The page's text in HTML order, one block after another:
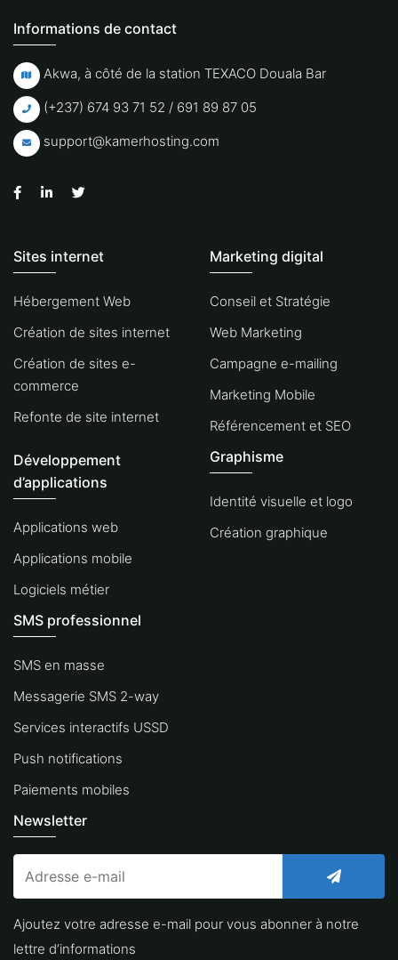
Informations de contact
Akwa, à côté de la station TEXACO Douala Bar
(+237) 674 93 71 52 / 691 89 87 05
support@kamerhosting.com
Sites internet
Hébergement Web
Création de sites internet
Création de sites e-
commerce
Refonte de site internet
Développement
d’applications
Applications web
Applications mobile
Logiciels métier
Marketing digital
Conseil et Stratégie
Web Marketing
Campagne e-mailing
Marketing Mobile
Référencement et SEO
Graphisme
Identité visuelle et logo
Création graphique
SMS professionnel
SMS en masse
Messagerie SMS 2-way
Services interactifs USSD
Push notifications
Paiements mobiles
Newsletter
Ajoutez votre adresse e-mail pour vous abonner à notre
lettre d’informations